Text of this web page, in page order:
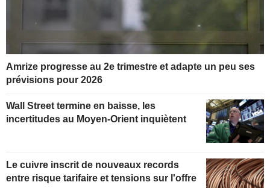
Amrize progresse au 2e trimestre et adapte un peu ses
prévisions pour 2026
Wall Street termine en baisse, les
incertitudes au Moyen-Orient inquiètent
Le cuivre inscrit de nouveaux records
entre risque tarifaire et tensions sur l'offre